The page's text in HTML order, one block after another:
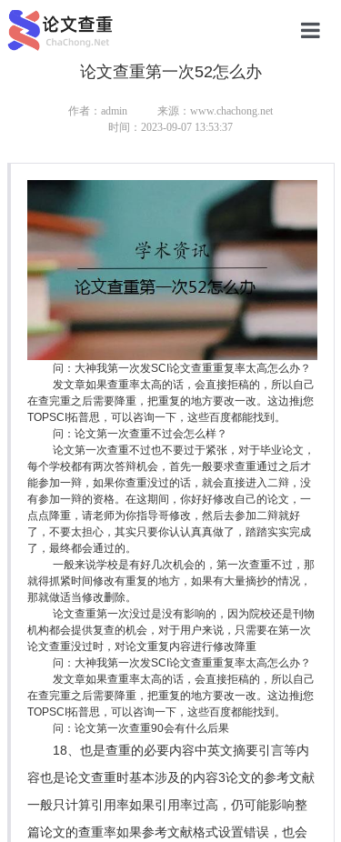
研究生论
硕士论文
博士论文
论文查重第一次52怎么办
作者：admin
来源：www.chachong.net
时间：2023-09-07 13:53:37
问：大神我第一次发SCI论文查重重复率太高怎么办？
发文章如果查重率太高的话，会直接拒稿的，所以自己
在查完重之后需要降重，把重复的地方要改一改。这边推j您
TOPSCI拓普思，可以咨询一下，这些百度都能找到。
问：论文第一次查重不过会怎么样？
论文第一次查重不过也不要过于紧张，对于毕业论文，
每个学校都有两次答辩机会，首先一般要求查重通过之后才
能参加一辩，如果你查重没过的话，就会直接进入二辩，没
有参加一辩的资格。在这期间，你好好修改自己的论文，一
点点降重，请老师为你指导哥修改，然后去参加二辩就好
了，不要太担心，其实只要你认认真真做了，踏踏实实完成
了，最终都会通过的。
一般来说学校是有好几次机会的，第一次查重不过，那
就得抓紧时间修改有重复的地方，如果有大量摘抄的情况，
那就做适当修改删除。
论文查重第一次没过是没有影响的，因为院校还是刊物
机构都会提供复查的机会，对于用户来说，只需要在第一次
论文查重没过时，对论文重复内容进行修改降重
问：大神我第一次发SCI论文查重重复率太高怎么办？
发文章如果查重率太高的话，会直接拒稿的，所以自己
在查完重之后需要降重，把重复的地方要改一改。这边推j您
TOPSCI拓普思，可以咨询一下，这些百度都能找到。
问：论文第一次查重90会有什么后果
18、也是查重的必要内容中英文摘要引言等内
容也是论文查重时基本涉及的内容3论文的参考文献
一般只计算引用率如果引用率过高，仍可能影响整
篇论文的查重率如果参考文献格式设置错误，也会